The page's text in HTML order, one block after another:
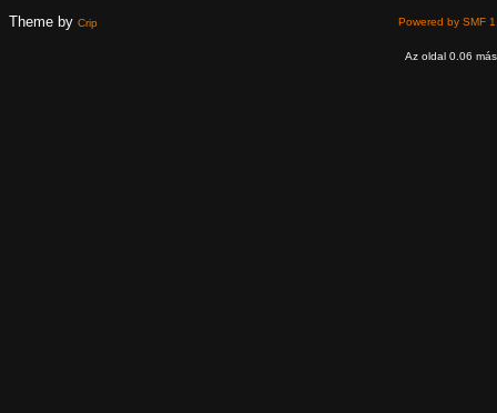
Theme by Crip Powered by SMF
Az oldal 0.06